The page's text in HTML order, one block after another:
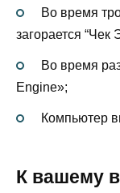
Во время
загорается “Чек
Во время
Engine»;
Компьютер
К вашему